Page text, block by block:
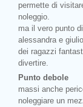
permette di
noleggio.
ma il vero punto
alessandra e
dei ragazzi
divertire.
Punto debole
massi anche
noleggiare un